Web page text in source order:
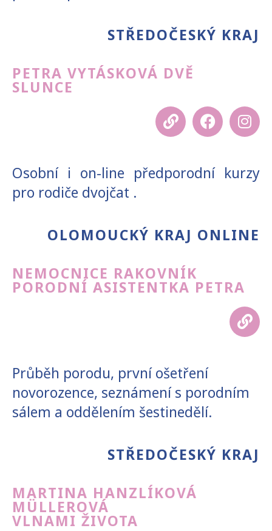
STŘEDOČESKÝ KRAJ
PETRA VYTÁSKOVÁ DVĚ
SLUNCE
Osobní i on-line předporodní kurzy
pro rodiče dvojčat .
OLOMOUCKÝ KRAJ ONLINE
NEMOCNICE RAKOVNÍK
PORODNÍ ASISTENTKA PETRA
Průběh porodu, první ošetření
novorozence, seznámení s porodním
sálem a oddělením šestinedělí.
STŘEDOČESKÝ KRAJ
MARTINA HANZLÍKOVÁ
MÜLLEROVÁ
VLNAMI ŽIVOTA